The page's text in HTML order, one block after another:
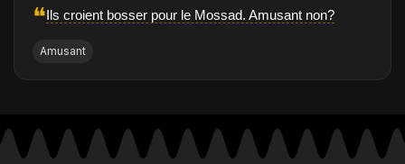
❝Ils croient bosser pour le Mossad. Amusant non?
Amusant